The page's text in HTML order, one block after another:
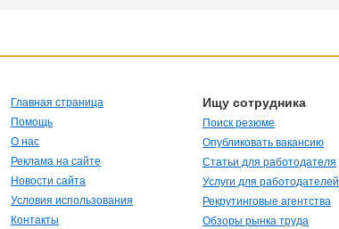
Главная страница
Помощь
О нас
Реклама на сайте
Новости сайта
Условия использования
Контакты
Ищу сотрудника
Поиск резюме
Опубликовать вакансию
Статьи для работодателя
Услуги для работодателей
Рекрутинговые агентства
Обзоры рынка труда